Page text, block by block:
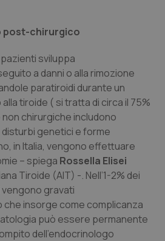
post-chirurgico
sviluppa
a danni o alla rimozione
paratiroidi durante un
tiroide ( si tratta di circa il 75%
chirurgiche includono
disturbi genetici e forme
in Italia, vengono effettuare
– spiega Rossella Elisei
Tiroide (AIT) -. Nell’1-2% dei
gravati
che insorge come complicanza
può essere permanente
dell’endocrinologo